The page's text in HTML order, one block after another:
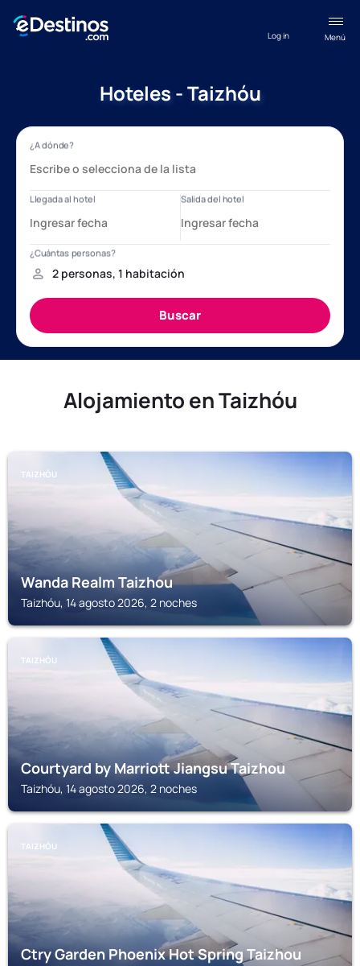
Menú
Log in
Hoteles - Taizhóu
Alojamiento en Taizhóu
TAIZHÓU
Wanda Realm Taizhou
Taizhóu, 14 agosto 2026, 2 noches
TAIZHÓU
Courtyard by Marriott Jiangsu Taizhou
Taizhóu, 14 agosto 2026, 2 noches
TAIZHÓU
Ctry Garden Phoenix Hot Spring Taizhou